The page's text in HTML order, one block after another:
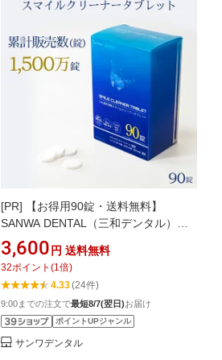
[PR]
【お得用90錠・送料無料】
SANWA DENTAL（三和デンタル）ス
マイルクリーナータブレット 2.8g×90
錠｜中性 入れ歯洗浄剤｜スマイルデン
チャー・コンティース専用｜部分入れ
歯・総入れ歯対応｜日本製｜除菌・消
臭・口臭予防
3,600 円 送料無料
32ポイント (1倍)
4.33(24件)
9:00までの注文で最短8/7(翌日)お届け
ポイントUPジャンル
サンワデンタル